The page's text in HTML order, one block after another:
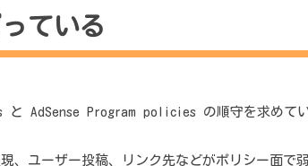
ている
AdSense Program policies の順守を求めて
、ユーザー投稿、リンク先などがポリシー面で